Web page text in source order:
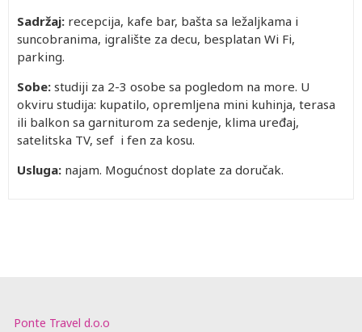
Sadržaj: recepcija, kafe bar, bašta sa ležaljkama i
suncobranima, igralište za decu, besplatan Wi Fi,
parking.
Sobe: studiji za 2-3 osobe sa pogledom na more. U
okviru studija: kupatilo, opremljena mini kuhinja, terasa
ili balkon sa garniturom za sedenje, klima uređaj,
satelitska TV, sef i fen za kosu.
Usluga: najam. Mogućnost doplate za doručak.
Ponte Travel d.o.o